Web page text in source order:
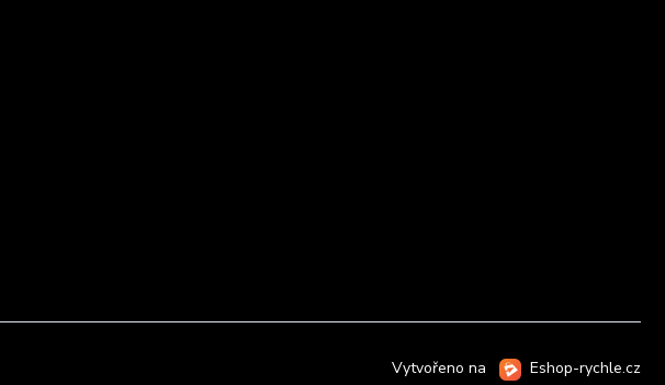
Vytvořeno na Eshop-rychle.cz